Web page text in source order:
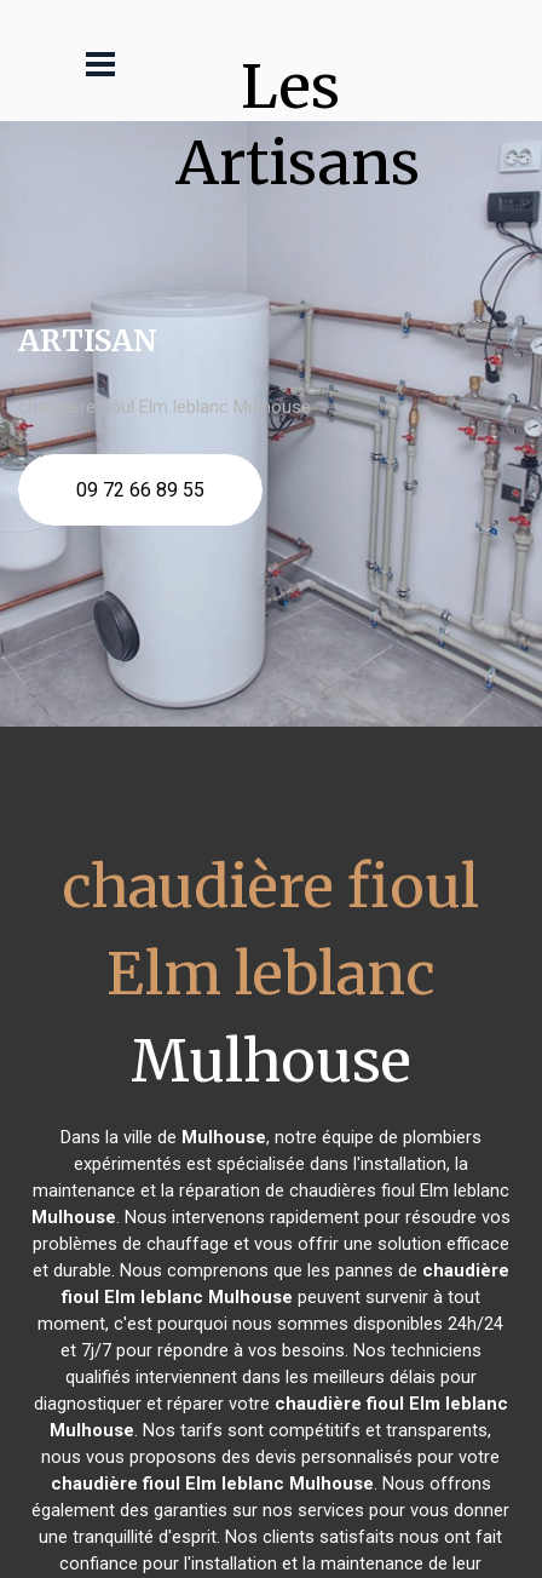
Les
Artisans
ARTISAN
chaudière fioul Elm leblanc Mulhouse
09 72 66 89 55
chaudière fioul
Elm leblanc
Mulhouse
Dans la ville de Mulhouse, notre équipe de plombiers
expérimentés est spécialisée dans l'installation, la
maintenance et la réparation de chaudières fioul Elm leblanc
Mulhouse. Nous intervenons rapidement pour résoudre vos
problèmes de chauffage et vous offrir une solution efficace
et durable. Nous comprenons que les pannes de chaudière
fioul Elm leblanc Mulhouse peuvent survenir à tout
moment, c'est pourquoi nous sommes disponibles 24h/24
et 7j/7 pour répondre à vos besoins. Nos techniciens
qualifiés interviennent dans les meilleurs délais pour
diagnostiquer et réparer votre chaudière fioul Elm leblanc
Mulhouse. Nos tarifs sont compétitifs et transparents,
nous vous proposons des devis personnalisés pour votre
chaudière fioul Elm leblanc Mulhouse. Nous offrons
également des garanties sur nos services pour vous donner
une tranquillité d'esprit. Nos clients satisfaits nous ont fait
confiance pour l'installation et la maintenance de leur